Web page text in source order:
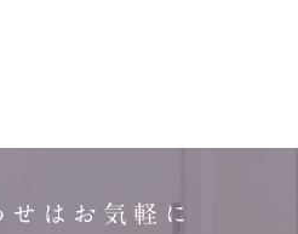
せはお気軽に